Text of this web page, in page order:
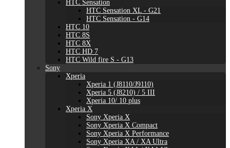
HTC Sensation
HTC Sensation XL - G21
HTC Sensation - G14
HTC 10
HTC 8S
HTC 8X
HTC HD 7
HTC Wild fire S - G13
Sony
Xperia
Xperia 1 (J8110/J9110)
Xperia 5 (J8210) / 5 III
Xperia 10/ 10 plus
Xperia X
Sony Xperia X
Sony Xperia X Compact
Sony Xperia X Performance
Sony Xperia XA / XA Ultra